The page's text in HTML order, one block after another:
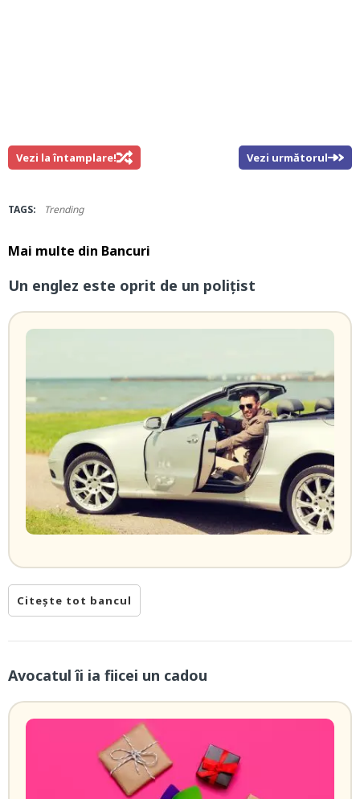
Vezi la întamplare! Vezi următorul
TAGS: Trending
Mai multe din Bancuri
Un englez este oprit de un polițist
Citește tot bancul
Avocatul îi ia fiicei un cadou